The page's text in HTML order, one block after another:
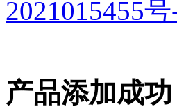
2021015455号
产品添加成功